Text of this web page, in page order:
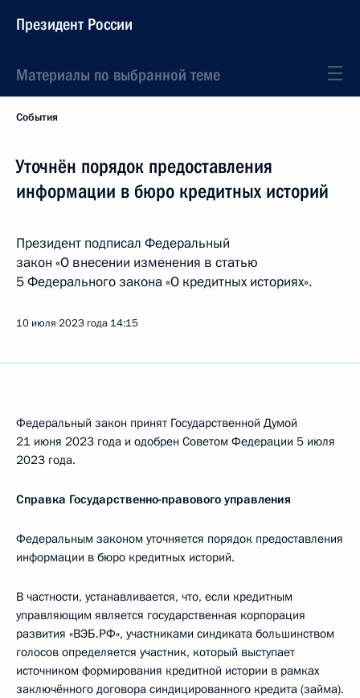
Президент России
Материалы по выбранной теме
События
Уточнён порядок предоставления
информации в бюро кредитных историй
Президент подписал Федеральный
закон «О внесении изменения в статью
5 Федерального закона «О кредитных историях».
10 июля 2023 года 14:15
Федеральный закон принят Государственной Думой
21 июня 2023 года и одобрен Советом Федерации 5 июля
2023 года.
Справка Государственно-правового управления
Федеральным законом уточняется порядок предоставления
информации в бюро кредитных историй.
В частности, устанавливается, что, если кредитным
управляющим является государственная корпорация
развития «ВЭБ.РФ», участниками синдиката большинством
голосов определяется участник, который выступает
источником формирования кредитной истории в рамках
заключённого договора синдицированного кредита (займа).